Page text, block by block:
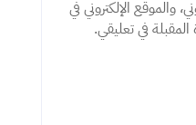
والموقع الإلكتروني في
في تعليقي.